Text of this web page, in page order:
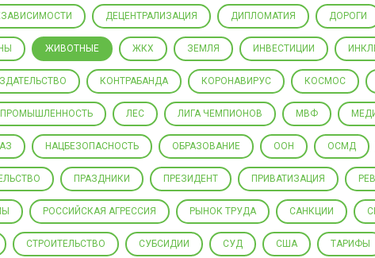
ДЕЦЕНТРАЛИЗАЦИЯ ДИПЛОМАТИЯ ДОРОГИ
ЖИВОТНЫЕ ЖКХ ЗЕМЛЯ ИНВЕСТИЦИИ
КОНТРАБАНДА КОРОНАВИРУС КОСМОС
ПРОМЫШЛЕННОСТЬ ЛЕС ЛИГА ЧЕМПИОНОВ МВФ
НАЦБЕЗОПАСНОСТЬ ОБРАЗОВАНИЕ ООН ОСМД
ПРАЗДНИКИ ПРЕЗИДЕНТ ПРИВАТИЗАЦИЯ
РОССИЙСКАЯ АГРЕССИЯ РЫНОК ТРУДА САНКЦИИ
СТРОИТЕЛЬСТВО СУБСИДИИ СУД США ТАРИФЫ